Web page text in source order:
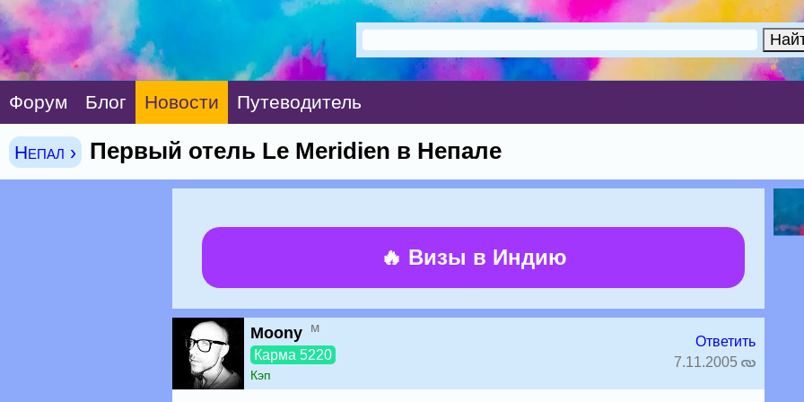
Форум Блог Новости Путеводитель
Непал › Первый отель Le Meridien в Непале
🔥 Визы в Индию
Moony м
Карма 5220
Кэп
Ответить
7.11.2005